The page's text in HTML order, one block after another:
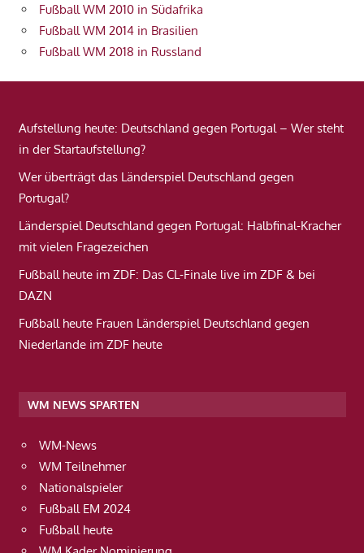
Fußball WM 2010 in Südafrika
Fußball WM 2014 in Brasilien
Fußball WM 2018 in Russland
Aufstellung heute: Deutschland gegen Portugal – Wer steht
in der Startaufstellung?
Wer überträgt das Länderspiel Deutschland gegen
Portugal?
Länderspiel Deutschland gegen Portugal: Halbfinal-Kracher
mit vielen Fragezeichen
Fußball heute im ZDF: Das CL-Finale live im ZDF & bei
DAZN
Fußball heute Frauen Länderspiel Deutschland gegen
Niederlande im ZDF heute
WM NEWS SPARTEN
WM-News
WM Teilnehmer
Nationalspieler
Fußball EM 2024
Fußball heute